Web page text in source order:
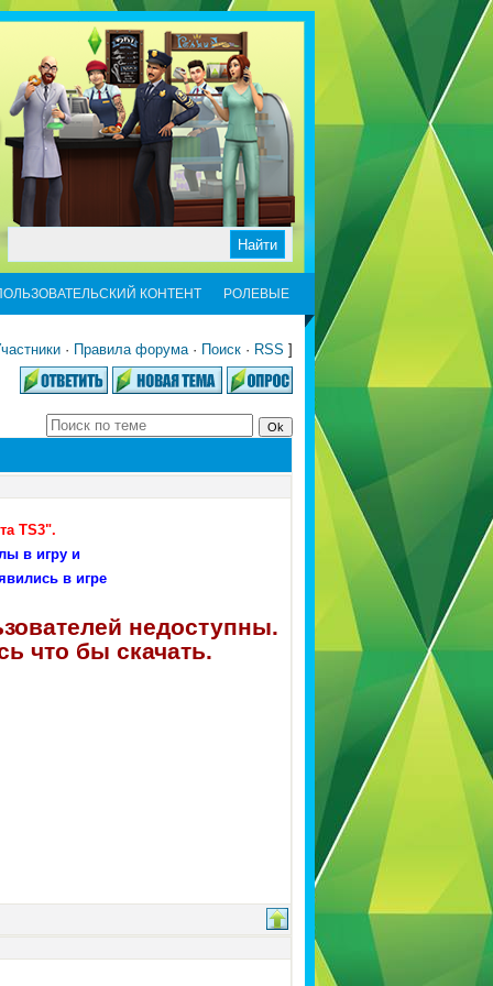
КОНТЕНТ РОЛЕВЫЕ
· Правила форума· Поиск · RSS ]
TS3".
в игру и
в игре
недоступны.
что бы скачать.